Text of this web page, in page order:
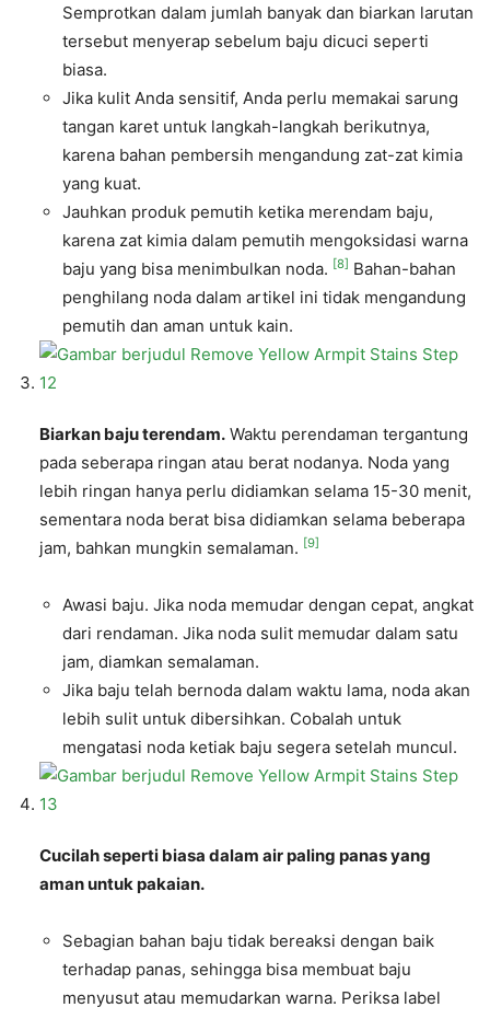
Semprotkan dalam jumlah banyak dan biarkan larutan
tersebut menyerap sebelum baju dicuci seperti
biasa.
Jika kulit Anda sensitif, Anda perlu memakai sarung
tangan karet untuk langkah-langkah berikutnya,
karena bahan pembersih mengandung zat-zat kimia
yang kuat.
Jauhkan produk pemutih ketika merendam baju,
karena zat kimia dalam pemutih mengoksidasi warna
baju yang bisa menimbulkan noda. [8] Bahan-bahan
penghilang noda dalam artikel ini tidak mengandung
pemutih dan aman untuk kain.
Biarkan baju terendam. Waktu perendaman tergantung
pada seberapa ringan atau berat nodanya. Noda yang
lebih ringan hanya perlu didiamkan selama 15-30 menit,
sementara noda berat bisa didiamkan selama beberapa
jam, bahkan mungkin semalaman. [9]
Awasi baju. Jika noda memudar dengan cepat, angkat
dari rendaman. Jika noda sulit memudar dalam satu
jam, diamkan semalaman.
Jika baju telah bernoda dalam waktu lama, noda akan
lebih sulit untuk dibersihkan. Cobalah untuk
mengatasi noda ketiak baju segera setelah muncul.
Cucilah seperti biasa dalam air paling panas yang
aman untuk pakaian.
Sebagian bahan baju tidak bereaksi dengan baik
terhadap panas, sehingga bisa membuat baju
menyusut atau memudarkan warna. Periksa label